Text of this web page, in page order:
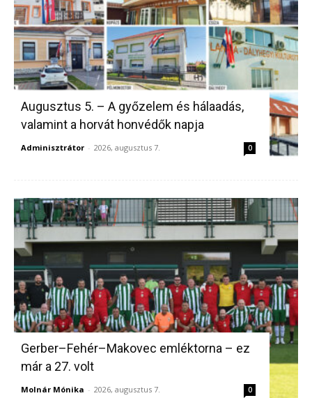
Augusztus 5. – A győzelem és hálaadás,
valamint a horvát honvédők napja
Adminisztrátor - 2026, augusztus 7. 0
Gerber–Fehér–Makovec emléktorna – ez
már a 27. volt
Molnár Mónika - 2026, augusztus 7. 0